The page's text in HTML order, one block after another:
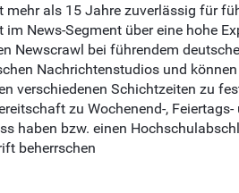
mehr als 15 Jahre zuverlässig für
News-Segment über eine hohe
bei führendem
Nachrichtenstudios und
verschiedenen Schichtzeiten zu
zu Wochenend-,
haben bzw. einen
beherrschen